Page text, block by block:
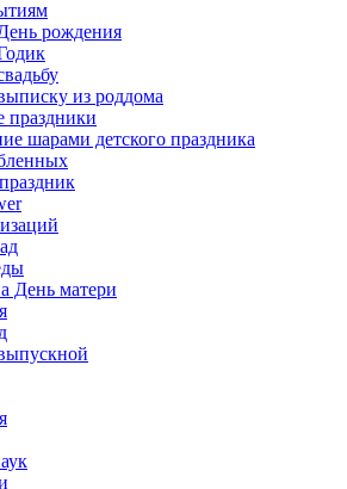
рождения
из роддома
шарами детского праздника
День матери